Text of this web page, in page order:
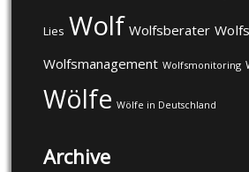
Lies Wolf Wolfsberater
Wolfsmanagement Wolfsmonitoring
Wölfe Wölfe in Deutschland
Archive